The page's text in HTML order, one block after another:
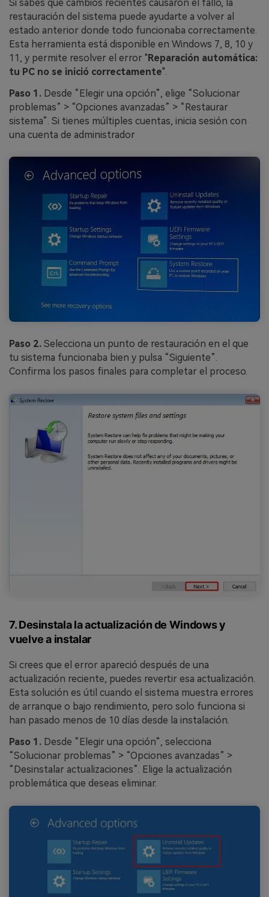
Si sabes qué cambios recientes causaron el fallo, la
restauración del sistema puede ayudarte a volver al
estado anterior donde todo funcionaba correctamente.
Esta herramienta está disponible en Windows 7, 8, 10 y
11, y permite resolver el error "Reparación automática:
tu PC no se inició correctamente".
Paso 1. Desde “Elegir una opción”, elige “Solucionar
problemas” > “Opciones avanzadas” > “Restaurar
sistema”. Si tienes múltiples cuentas, inicia sesión con
una cuenta de administrador
Paso 2. Selecciona un punto de restauración en el que
tu sistema funcionaba bien y pulsa “Siguiente”.
Confirma los pasos finales para completar el proceso.
7. Desinstala la actualización de Windows y
vuelve a instalar
Si crees que el error apareció después de una
actualización reciente, puedes revertir esa actualización.
Esta solución es útil cuando el sistema muestra errores
de arranque o bajo rendimiento, pero solo funciona si
han pasado menos de 10 días desde la instalación.
Paso 1. Desde “Elegir una opción”, selecciona
“Solucionar problemas” > “Opciones avanzadas” >
“Desinstalar actualizaciones”. Elige la actualización
problemática que deseas eliminar.